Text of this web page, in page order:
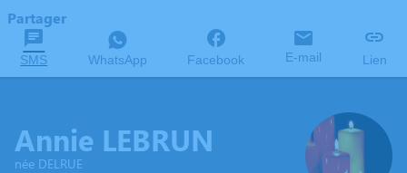
Partager
SMS WhatsApp Facebook E-mail Lien
Annie LEBRUN
née DELRUE